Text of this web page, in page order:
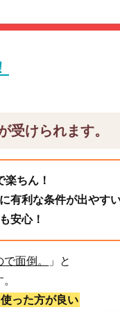
受けられます。
ちん！
有利な条件が出やすい
安心！
面倒。
」と
った方が良い